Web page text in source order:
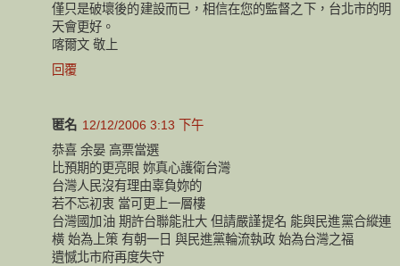
僅只是破壞後的建設而已，相信在您的監督之下，台北市的明
天會更好。
喀爾文 敬上
回覆
匿名 12/12/2006 3:13 下午
恭喜 余晏 高票當選
比預期的更亮眼 妳真心護衛台灣
台灣人民沒有理由辜負妳的
若不忘初衷 當可更上一層樓
台灣國加油 期許台聯能壯大 但請嚴謹提名 能與民進黨合縱連
橫 始為上策 有朝一日 與民進黨輪流執政 始為台灣之福
遺憾北市府再度失守